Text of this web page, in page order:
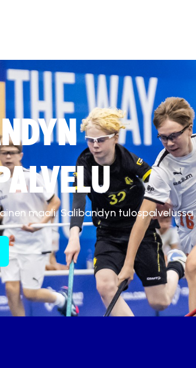
maali. Salibandyn tulospalvelussa.